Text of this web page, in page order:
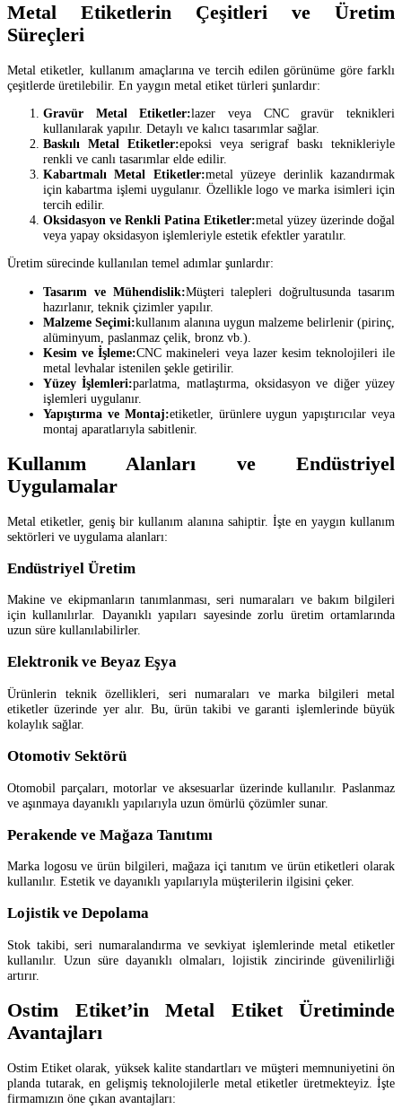
Metal Etiketlerin Çeşitleri ve Üretim
Süreçleri
Metal etiketler, kullanım amaçlarına ve tercih edilen görünüme göre farklı
çeşitlerde üretilebilir. En yaygın metal etiket türleri şunlardır:
Gravür Metal Etiketler:lazer veya CNC gravür teknikleri
kullanılarak yapılır. Detaylı ve kalıcı tasarımlar sağlar.
Baskılı Metal Etiketler:epoksi veya serigraf baskı teknikleriyle
renkli ve canlı tasarımlar elde edilir.
Kabartmalı Metal Etiketler:metal yüzeye derinlik kazandırmak
için kabartma işlemi uygulanır. Özellikle logo ve marka isimleri için
tercih edilir.
Oksidasyon ve Renkli Patina Etiketler:metal yüzey üzerinde doğal
veya yapay oksidasyon işlemleriyle estetik efektler yaratılır.
Üretim sürecinde kullanılan temel adımlar şunlardır:
Tasarım ve Mühendislik:Müşteri talepleri doğrultusunda tasarım
hazırlanır, teknik çizimler yapılır.
Malzeme Seçimi:kullanım alanına uygun malzeme belirlenir (pirinç,
alüminyum, paslanmaz çelik, bronz vb.).
Kesim ve İşleme:CNC makineleri veya lazer kesim teknolojileri ile
metal levhalar istenilen şekle getirilir.
Yüzey İşlemleri:parlatma, matlaştırma, oksidasyon ve diğer yüzey
işlemleri uygulanır.
Yapıştırma ve Montaj:etiketler, ürünlere uygun yapıştırıcılar veya
montaj aparatlarıyla sabitlenir.
Kullanım Alanları ve Endüstriyel
Uygulamalar
Metal etiketler, geniş bir kullanım alanına sahiptir. İşte en yaygın kullanım
sektörleri ve uygulama alanları:
Endüstriyel Üretim
Makine ve ekipmanların tanımlanması, seri numaraları ve bakım bilgileri
için kullanılırlar. Dayanıklı yapıları sayesinde zorlu üretim ortamlarında
uzun süre kullanılabilirler.
Elektronik ve Beyaz Eşya
Ürünlerin teknik özellikleri, seri numaraları ve marka bilgileri metal
etiketler üzerinde yer alır. Bu, ürün takibi ve garanti işlemlerinde büyük
kolaylık sağlar.
Otomotiv Sektörü
Otomobil parçaları, motorlar ve aksesuarlar üzerinde kullanılır. Paslanmaz
ve aşınmaya dayanıklı yapılarıyla uzun ömürlü çözümler sunar.
Perakende ve Mağaza Tanıtımı
Marka logosu ve ürün bilgileri, mağaza içi tanıtım ve ürün etiketleri olarak
kullanılır. Estetik ve dayanıklı yapılarıyla müşterilerin ilgisini çeker.
Lojistik ve Depolama
Stok takibi, seri numaralandırma ve sevkiyat işlemlerinde metal etiketler
kullanılır. Uzun süre dayanıklı olmaları, lojistik zincirinde güvenilirliği
artırır.
Ostim Etiket’in Metal Etiket Üretiminde
Avantajları
Ostim Etiket olarak, yüksek kalite standartları ve müşteri memnuniyetini ön
planda tutarak, en gelişmiş teknolojilerle metal etiketler üretmekteyiz. İşte
firmamızın öne çıkan avantajları: